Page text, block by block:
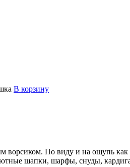
В корзину
ворсиком. По виду и на ощупь
шапки, шарфы, снуды,